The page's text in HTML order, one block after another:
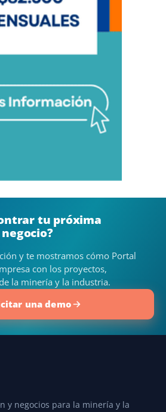
tu próxima
y te mostramos cómo Portal
con los proyectos,
la minería y la industria.
una demo
y negocios para la minería y la